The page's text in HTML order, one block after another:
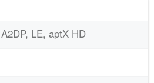
LE, aptX HD